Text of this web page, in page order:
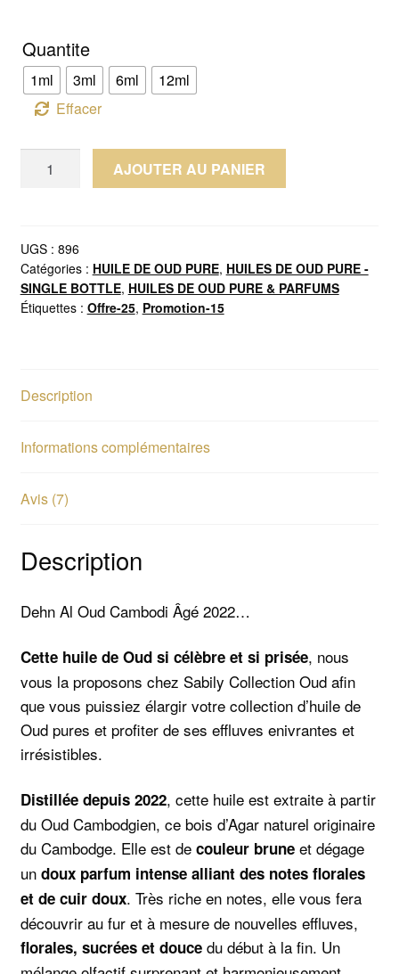
Quantite
1ml 3ml 6ml
12ml
Effacer
Oud
Cambodi
Sweet
Âgée
d’Agar
Dehn
Oud
AJOUTER AU PANIER
UGS : 896
Catégories : HUILE DE OUD PURE, HUILES DE OUD PURE -
SINGLE BOTTLE, HUILES DE OUD PURE & PARFUMS
Étiquettes : Offre-25, Promotion-15
Description
Informations complémentaires
Avis (7)
Description
Dehn Al Oud Cambodi Âgé 2022…
Cette huile de Oud si célèbre et si prisée, nous
vous la proposons chez Sabily Collection Oud afin
que vous puissiez élargir votre collection d’huile de
Oud pures et profiter de ses effluves enivrantes et
irrésistibles.
Distillée depuis 2022, cette huile est extraite à partir
du Oud Cambodgien, ce bois d’Agar naturel originaire
du Cambodge. Elle est de couleur bruneet dégage
un doux parfum intense alliant des notes florales
et de cuir doux. Très riche en notes, elle vous fera
découvrir au fur et à mesure de nouvelles effluves,
florales, sucrées et doucedu début à la fin. Un